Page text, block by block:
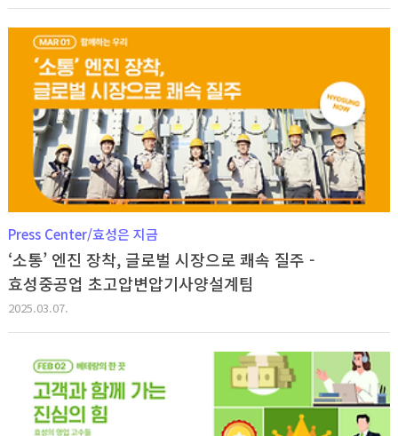
Press Center/효성은 지금
‘소통’ 엔진 장착, 글로벌 시장으로 쾌속 질주 -
효성중공업 초고압변압기사양설계팀
2025.03.07.